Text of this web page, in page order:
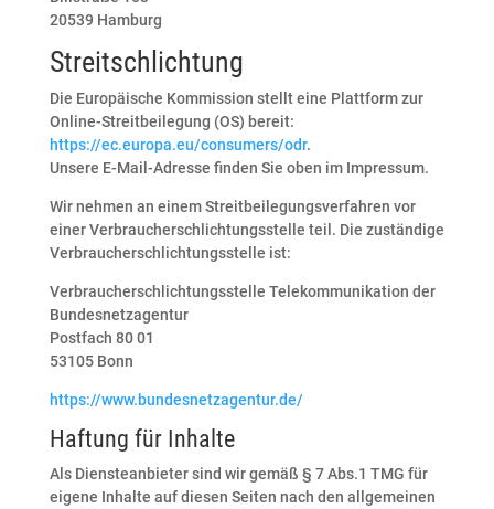
20539 Hamburg
Streitschlichtung
Die Europäische Kommission stellt eine Plattform zur
Online-Streitbeilegung (OS) bereit:
https://ec.europa.eu/consumers/odr.
Unsere E-Mail-Adresse finden Sie oben im Impressum.
Wir nehmen an einem Streitbeilegungsverfahren vor
einer Verbraucherschlichtungsstelle teil. Die zuständige
Verbraucherschlichtungsstelle ist:
Verbraucherschlichtungsstelle Telekommunikation der
Bundesnetzagentur
Postfach 80 01
53105 Bonn
https://www.bundesnetzagentur.de/
Haftung für Inhalte
Als Diensteanbieter sind wir gemäß § 7 Abs.1 TMG für
eigene Inhalte auf diesen Seiten nach den allgemeinen